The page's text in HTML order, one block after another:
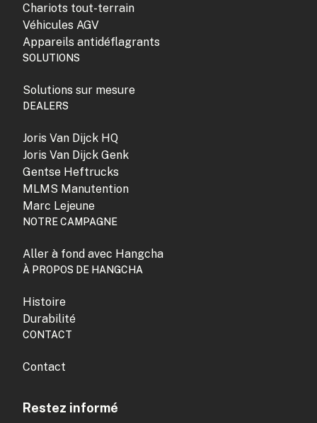
Chariots tout-terrain
Véhicules AGV
Appareils antidéflagrants
SOLUTIONS
Solutions sur mesure
DEALERS
Joris Van Dijck HQ
Joris Van Dijck Genk
Gentse Heftrucks
MLMS Manutention
Marc Lejeune
NOTRE CAMPAGNE
Aller à fond avec Hangcha
À PROPOS DE HANGCHA
Histoire
Durabilité
CONTACT
Contact
Restez informé